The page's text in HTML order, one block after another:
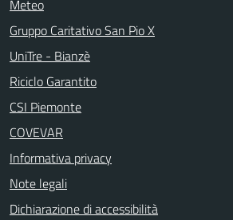
Meteo
Gruppo Caritativo San Pio X
UniTre - Bianzè
Riciclo Garantito
CSI Piemonte
COVEVAR
Informativa privacy
Note legali
Dichiarazione di accessibilità